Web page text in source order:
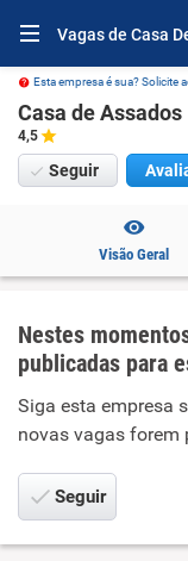
Vagas de Casa
Esta empresa é sua? Solicite
Casa de Assados
4,5
Seguir
Visão Geral
Nestes
publicadas para
Siga esta empresa
novas vagas forem
Seguir